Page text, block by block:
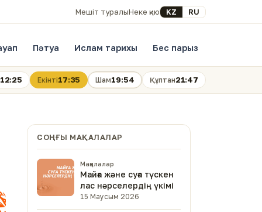
Мешіт туралыНеке қиюSelect your language
KZ RU
Пәтуа Ислам тарихы Бес парыз
12:25 Екінті17:35 Шам19:54 Құптан21:47
СОҢҒЫ МАҚАЛАЛАР
Мақалалар
Майға және суға түскен
лас нәрселердің үкімі
15 Маусым 2026